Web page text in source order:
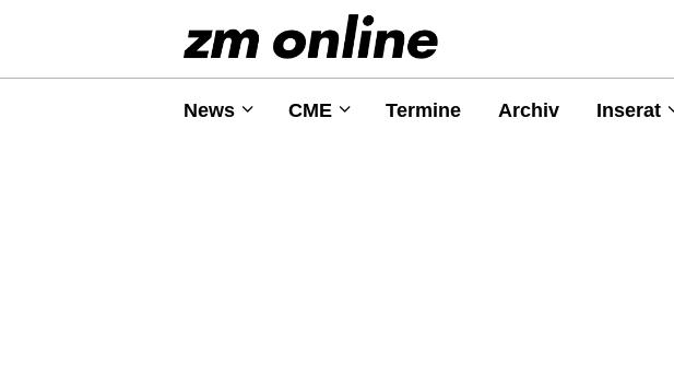
News CME Termine Archiv Inserat